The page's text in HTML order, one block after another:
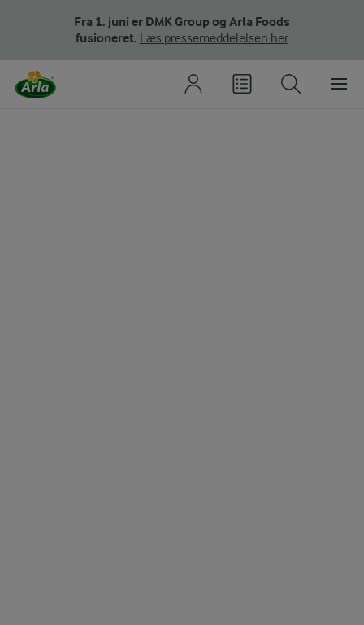
Fra 1. juni er DMK Group og Arla Foods
fusioneret. Læs pressemeddelelsen her